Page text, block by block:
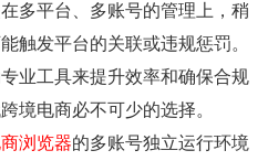
多平台、多账号的管理上，稍
触发平台的关联或违规惩罚。
业工具来提升效率和确保合规
境电商必不可少的选择。
浏览器的多账号独立运行环境